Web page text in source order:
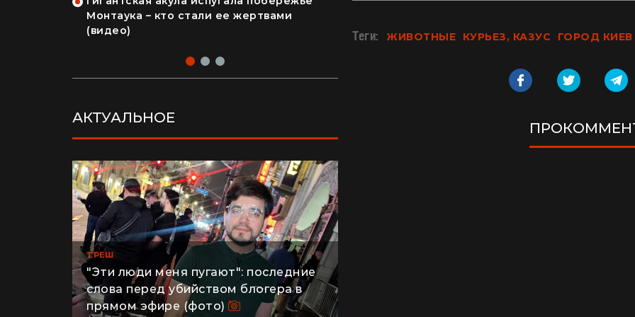
Гигантская акула испугала побережье
Монтаука – кто стали ее жертвами
Жизнь на круизном лайнере: сколько
стоит купить каюту и жить в море
Из
ТРЕШ
"Эти люди меня пугают": последние
слова перед убийством блогера в
Теги: ЖИВОТНЫЕ КУРЬЕЗ, КАЗУС ГОРОД КИЕВ